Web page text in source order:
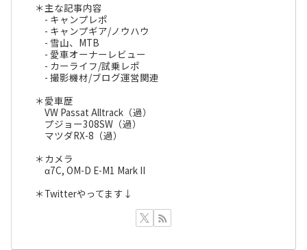
＊主な記事内容
- キャンプレポ
- キャンプギア/ノウハウ
- 雪山、MTB
- 愛車オーナーレビュー
- カーライフ/試乗レポ
- 撮影機材/ブログ運営関連
＊愛車歴
VW Passat Alltrack（過）
プジョー308SW（過）
マツダRX-8（過）
＊カメラ
α7C, OM-D E-M1 Mark II
＊Twitterやってます↓